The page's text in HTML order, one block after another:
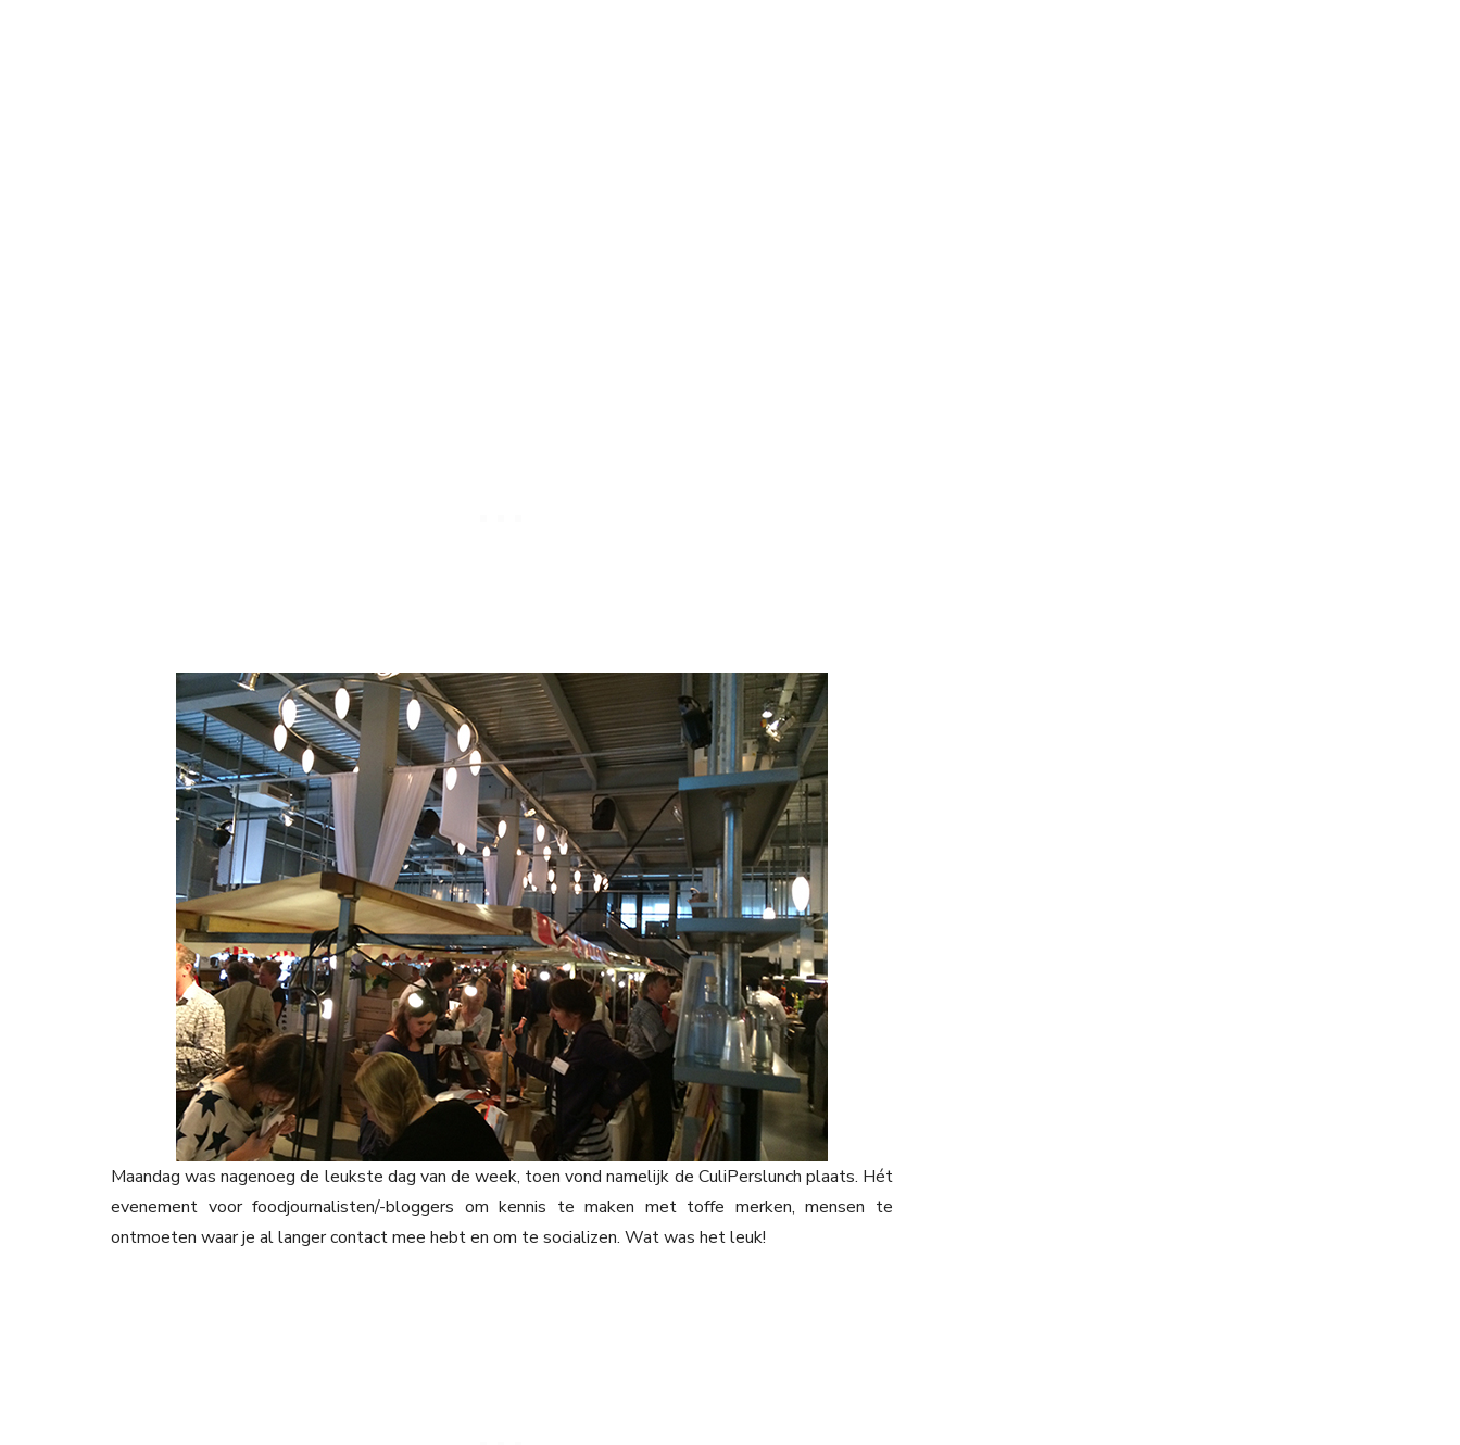
Maandag was nagenoeg de leukste dag van de week, toen vond namelijk de CuliPerslunch plaats. Hét
evenement voor foodjournalisten/-bloggers om kennis te maken met toffe merken, mensen te
ontmoeten waar je al langer contact mee hebt en om te socializen. Wat was het leuk!